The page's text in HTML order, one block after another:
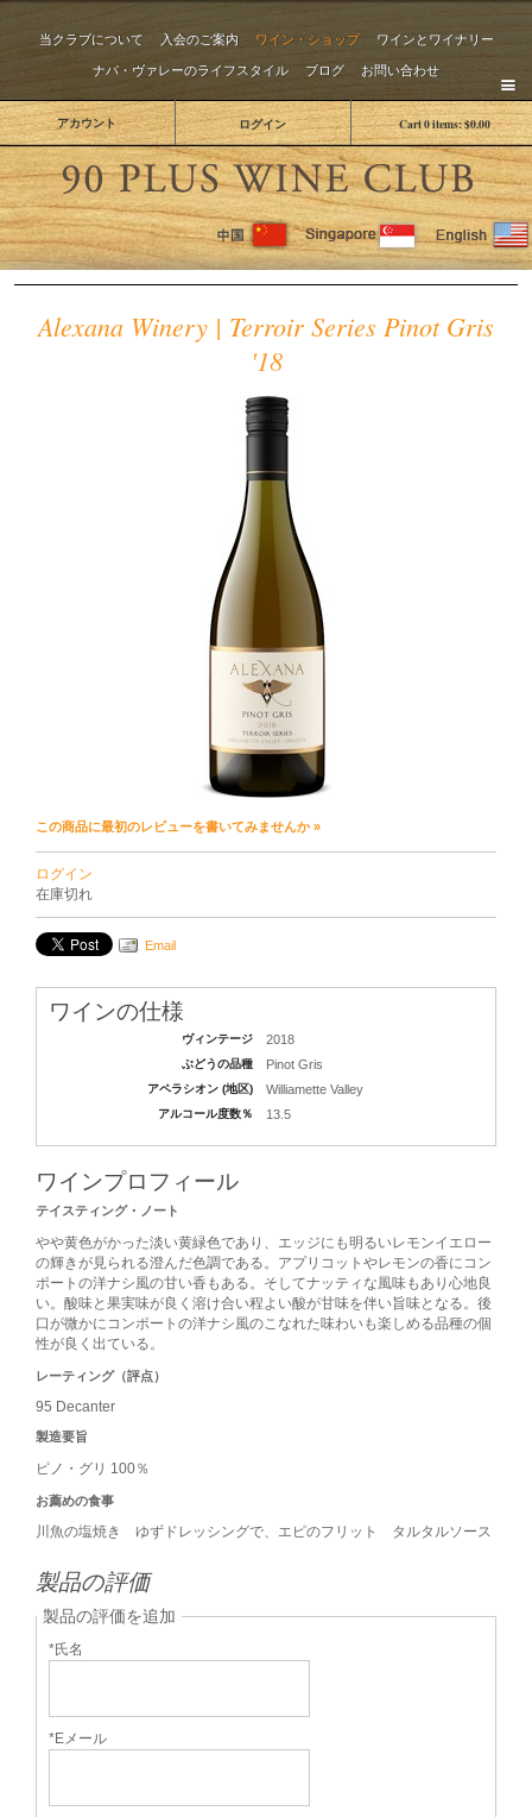
当クラブについて 入会のご案内 ワイン・ショップ
ワインとワイナリー
ナパ・ヴァレーのライフスタイル
ブログ お問い合わせ
Cart0items:$0.00
アカウント ログイン
The
Alexana Winery | Terroir Series Pinot Gris
'18
この商品に最初のレビューを書いてみませんか »
ログイン
在庫切れ
Email
ワインの仕様
ヴィンテージ 2018
ぶどうの品種 Pinot Gris
アペラシオン (地区) Williamette Valley
アルコール度数％ 13.5
ワインプロフィール
テイスティング・ノート
やや黄色がかった淡い黄緑色であり、エッジにも明るいレモンイエロー
の輝きが見られる澄んだ色調である。アプリコットやレモンの香にコン
ポートの洋ナシ風の甘い香もある。そしてナッティな風味もあり心地良
い。酸味と果実味が良く溶け合い程よい酸が甘味を伴い旨味となる。後
口が微かにコンポートの洋ナシ風のこなれた味わいも楽しめる品種の個
性が良く出ている。
レーティング（評点）
95 Decanter
製造要旨
ピノ・グリ 100％
お薦めの食事
川魚の塩焼き ゆずドレッシングで、エピのフリット タルタルソース
製品の評価
製品の評価を追加
*氏名
*Eメール